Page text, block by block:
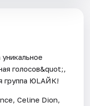
голосов&quot;,
группа ЮLAЙК!
Celine Dion,